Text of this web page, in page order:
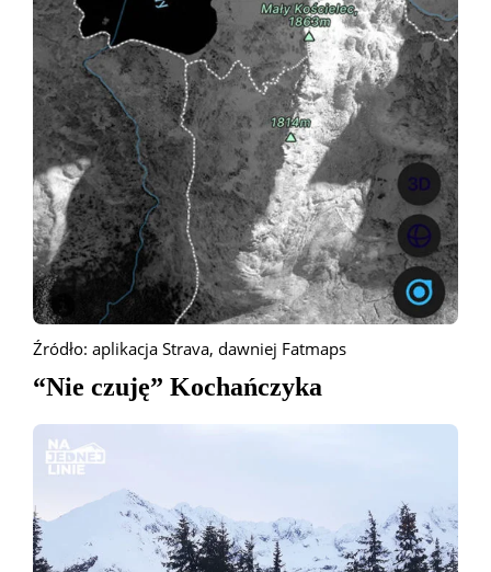
Źródło: aplikacja Strava, dawniej Fatmaps
“Nie czuję” Kochańczyka